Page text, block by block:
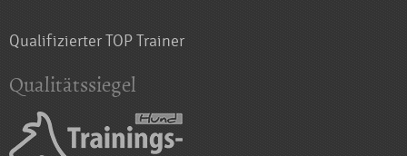
Qualifizierter TOP Trainer
Qualitätssiegel